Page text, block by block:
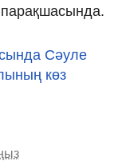
парақшасында.
Сәуле
көз